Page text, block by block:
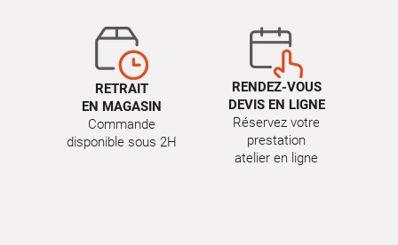
RETRAIT
EN MAGASIN
Commande
disponible sous 2H
RENDEZ-VOUS
DEVIS EN LIGNE
Réservez votre
prestation
atelier en ligne